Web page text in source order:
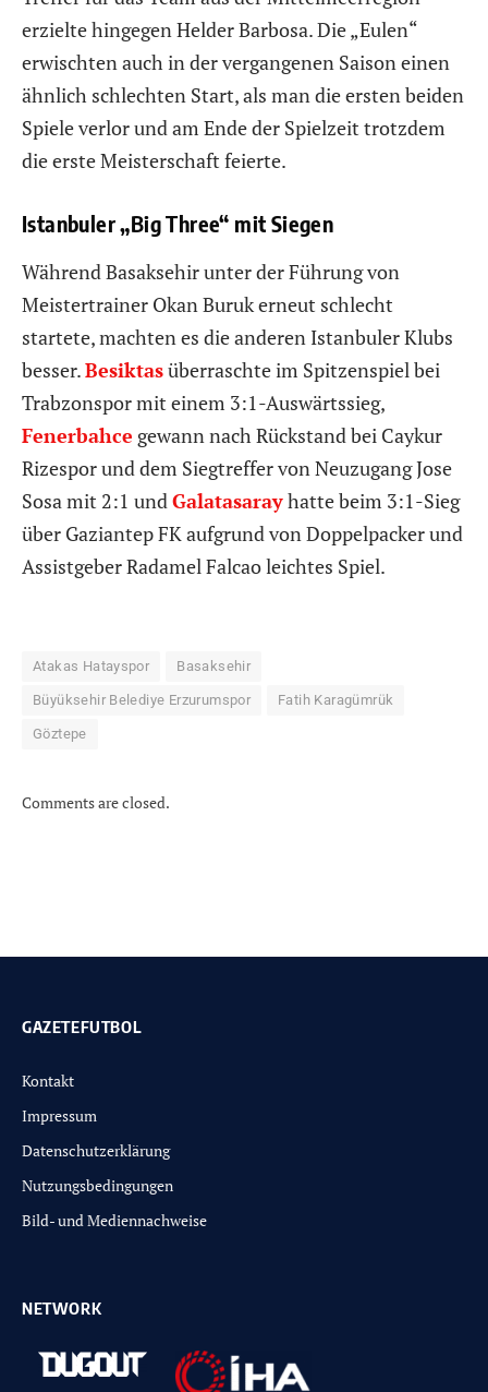
erzielte hingegen Helder Barbosa. Die „Eulen“
erwischten auch in der vergangenen Saison einen
ähnlich schlechten Start, als man die ersten beiden
Spiele verlor und am Ende der Spielzeit trotzdem
die erste Meisterschaft feierte.
Istanbuler „Big Three“ mit Siegen
Während Basaksehir unter der Führung von
Meistertrainer Okan Buruk erneut schlecht
startete, machten es die anderen Istanbuler Klubs
besser.Besiktasüberraschte im Spitzenspiel bei
Trabzonspor mit einem 3:1-Auswärtssieg,
Fenerbahce gewann nach Rückstand bei Caykur
Rizespor und dem Siegtreffer von Neuzugang Jose
Sosa mit 2:1 undGalatasarayhatte beim 3:1-Sieg
über Gaziantep FK aufgrund von Doppelpacker und
Assistgeber Radamel Falcao leichtes Spiel.
Atakas Hatayspor Basaksehir
Büyüksehir Belediye Erzurumspor Fatih Karagümrük
Göztepe
Comments are closed.
GAZETEFUTBOL
Kontakt
Impressum
Datenschutzerklärung
Nutzungsbedingungen
Bild- und Mediennachweise
NETWORK